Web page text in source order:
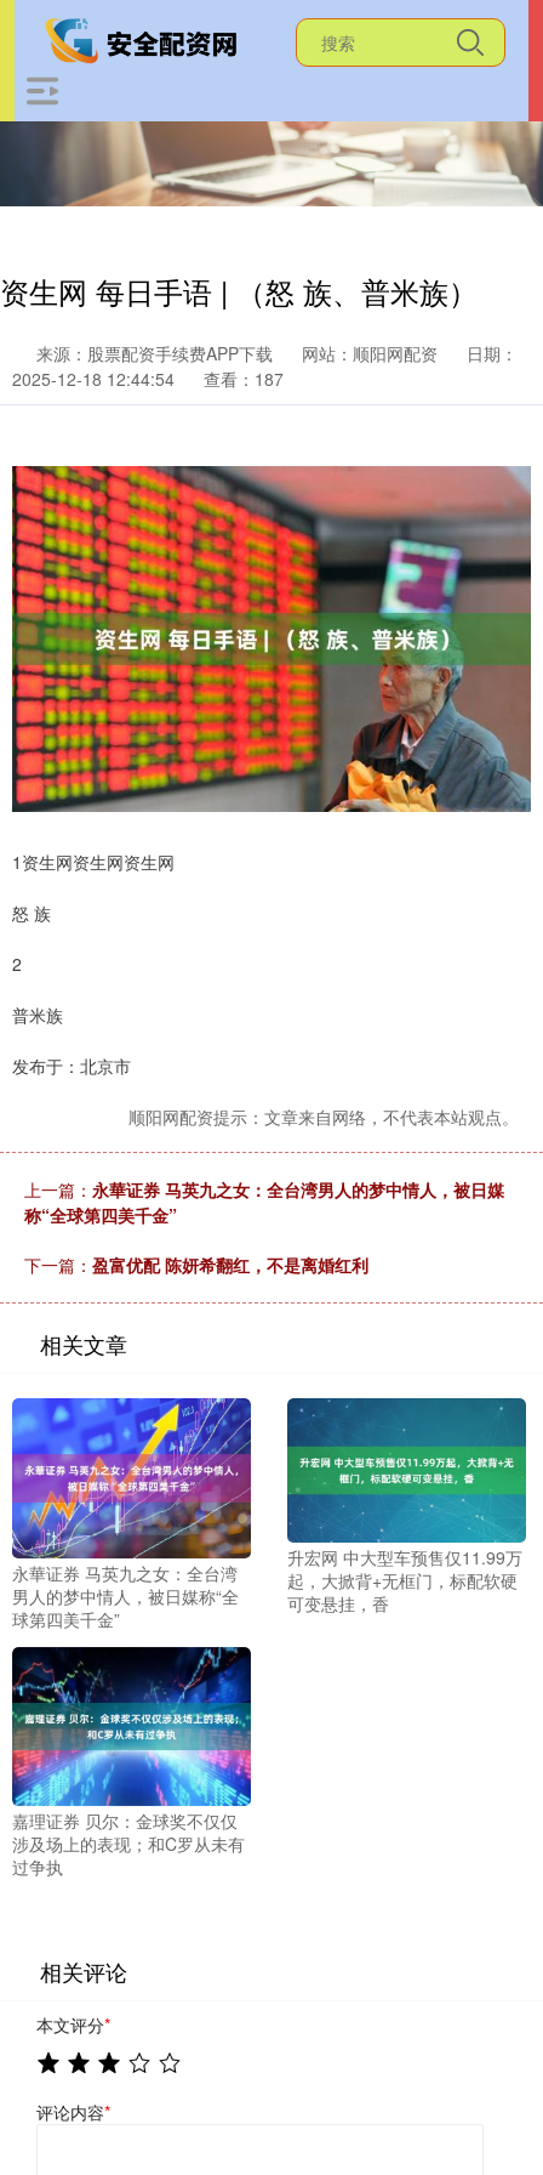
资生网 每日手语 | （怒 族、普米族）
来源：股票配资手续费APP下载 网站：顺阳网配资
日期：
2025-12-18 12:44:54
查看：187
1资生网资生网资生网
怒 族
2
普米族
发布于：北京市
顺阳网配资提示：文章来自网络，不代表本站观点。
上一篇： 永華证券 马英九之女：全台湾男人的梦中情人，被日媒
称“全球第四美千金”
下一篇： 盈富优配 陈妍希翻红，不是离婚红利
相关文章
永華证券 马英九之女：全台湾
男人的梦中情人，被日媒称“全
球第四美千金”
升宏网 中大型车预售仅11.99万
起，大掀背+无框门，标配软硬
可变悬挂，香
嘉理证券 贝尔：金球奖不仅仅
涉及场上的表现；和C罗从未有
过争执
相关评论
本文评分*
评论内容*